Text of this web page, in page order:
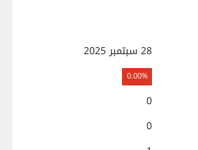
28 سبتمبر 2025
0.00%
0
0